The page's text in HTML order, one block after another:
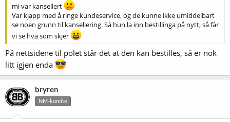
mi var kansellert
Var kjapp med å ringe kundeservice, og de kunne ikke umiddelbart
se noen grunn til kansellering. Så hun la inn bestillinga på nytt, så får
vi se hva som skjer
På nettsidene til polet står det at den kan bestilles, så er nok
litt igjen enda
bryren
NM-komite